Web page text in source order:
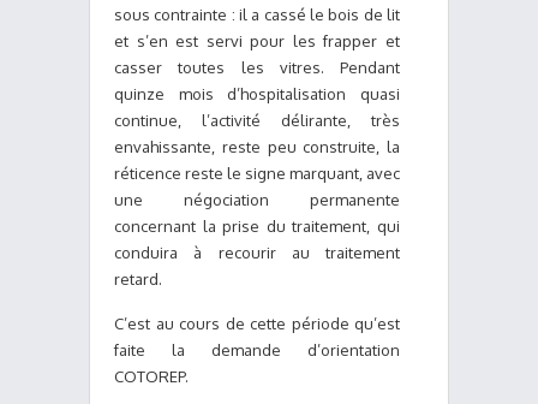
sous contrainte : il a cassé le bois de lit
et s’en est servi pour les frapper et
casser toutes les vitres. Pendant
quinze mois d’hospitalisation quasi
continue, l’activité délirante, très
envahissante, reste peu construite, la
réticence reste le signe marquant, avec
une négociation permanente
concernant la prise du traitement, qui
conduira à recourir au traitement
retard.
C’est au cours de cette période qu’est
faite la demande d’orientation
COTOREP.